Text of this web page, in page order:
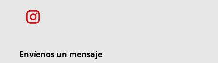
Envíenos un mensaje